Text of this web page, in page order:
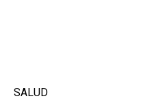
SALUD